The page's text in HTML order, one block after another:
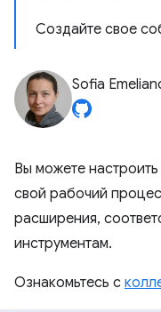
Создайте свое
Sofia
Вы можете настроить
свой рабочий
расширения,
инструментам.
Ознакомьтесь с